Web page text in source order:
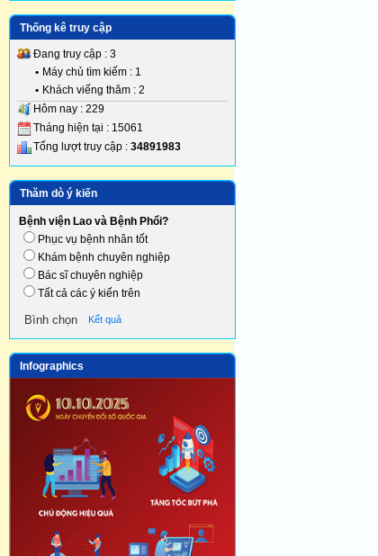
Thống kê truy cập
Đang truy cập : 3
• Máy chủ tìm kiếm : 1
• Khách viếng thăm : 2
Hôm nay : 229
Tháng hiện tại : 15061
Tổng lượt truy cập : 34891983
Thăm dò ý kiến
Bệnh viện Lao và Bệnh Phổi?
Phục vụ bệnh nhân tốt
Khám bệnh chuyên nghiệp
Bác sĩ chuyên nghiệp
Tất cả các ý kiến trên
Kết quả
Infographics